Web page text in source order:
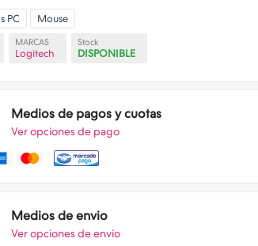
PC Mouse
MARCAS
Logitech
Stock
DISPONIBLE
Medios de pagos y cuotas
Ver opciones de pago
Medios de envio
Ver opciones de envio